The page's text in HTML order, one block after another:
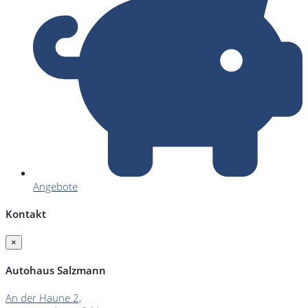
Angebote
Kontakt
×
Autohaus Salzmann
An der Haune 2,